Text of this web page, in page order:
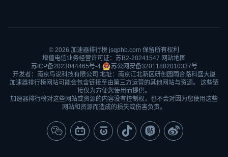
© 2026 加速器排行榜 jsqphb.com 保留所有权利
增值电信业务经营许可证：苏B2-20241547 网站地图
苏ICP备2023044465号-4
苏公网安备32011802010337号
开发者：南京鸟说科技有限公司 地址：南京江北新区研创园雨合路科盛大厦
加速器排行榜网站可能会包含链接至由第三方运营的其他网站与资源。 这些链
接仅为方便您使用而提供。
加速器排行榜对这些网站或资源的内容没有控制权，也不会对因为您使用这些
网站和资源而造成的损失或伤害负责。